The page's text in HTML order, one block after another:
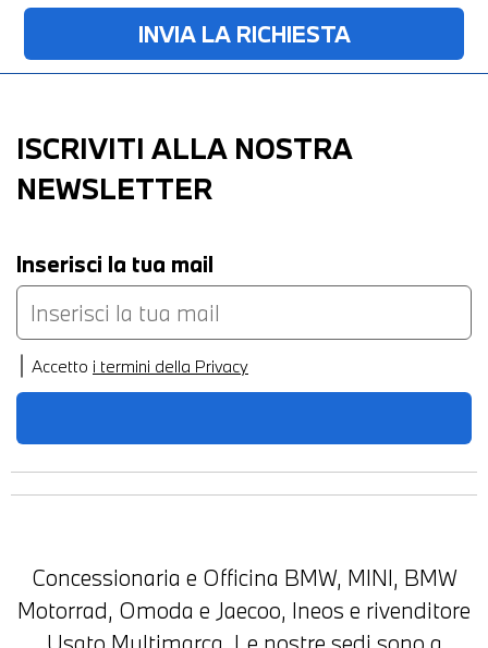
ISCRIVITI ALLA NOSTRA
NEWSLETTER
Inserisci la tua mail
Accetto i termini della Privacy
Concessionaria e Officina BMW, MINI, BMW
Motorrad, Omoda e Jaecoo, Ineos e rivenditore